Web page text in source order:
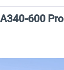
600 Pro